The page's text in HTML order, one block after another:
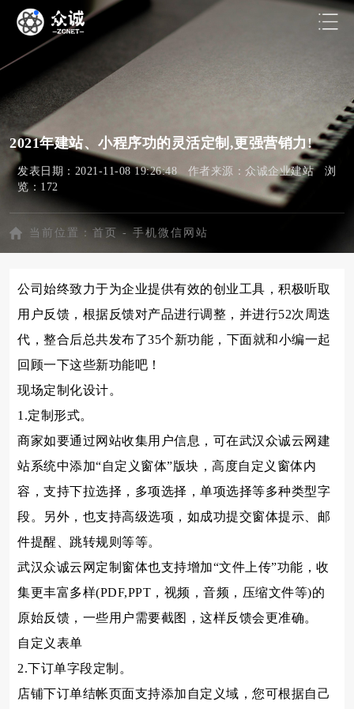
2021年建站、小程序功的灵活定制,更强营销力!
发表日期：2021-11-08 19:26:48 作者来源：众诚企业建站 浏
览：172
当前位置： 首页 - 手机微信网站
公司始终致力于为企业提供有效的创业工具，积极听取
用户反馈，根据反馈对产品进行调整，并进行52次周迭
代，整合后总共发布了35个新功能，下面就和小编一起
回顾一下这些新功能吧！
现场定制化设计。
1.定制形式。
商家如要通过网站收集用户信息，可在武汉众诚云网建
站系统中添加“自定义窗体”版块，高度自定义窗体内
容，支持下拉选择，多项选择，单项选择等多种类型字
段。另外，也支持高级选项，如成功提交窗体提示、邮
件提醒、跳转规则等等。
武汉众诚云网定制窗体也支持增加“文件上传”功能，收
集更丰富多样(PDF,PPT，视频，音频，压缩文件等)的
原始反馈，一些用户需要截图，这样反馈会更准确。
自定义表单
2.下订单字段定制。
店铺下订单结帐页面支持添加自定义域，您可根据自己